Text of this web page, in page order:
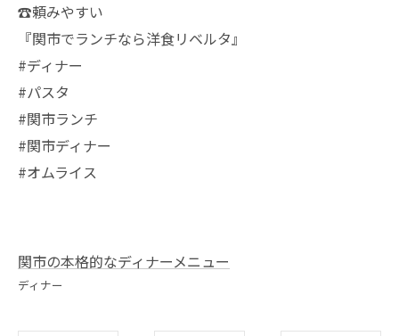
☎頼みやすい
『関市でランチなら洋食リベルタ』
#ディナー
#パスタ
#関市ランチ
#関市ディナー
#オムライス
関市の本格的なディナーメニュー
ディナー